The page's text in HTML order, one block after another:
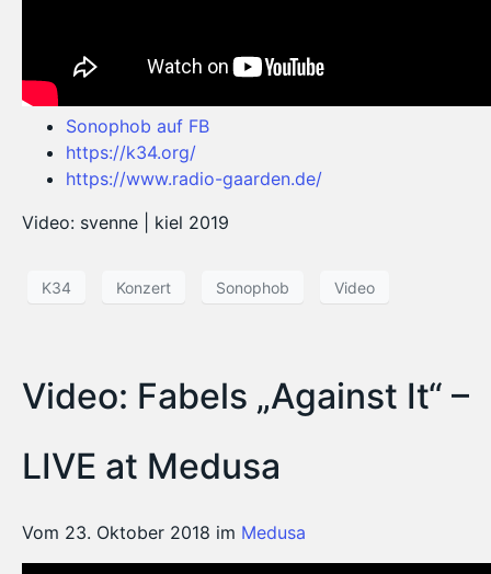
Sonophob auf FB
https://k34.org/
https://www.radio-gaarden.de/
Video: svenne | kiel 2019
K34 Konzert Sonophob Video
Video: Fabels „Against It“ –
LIVE at Medusa
Vom 23. Oktober 2018 im Medusa